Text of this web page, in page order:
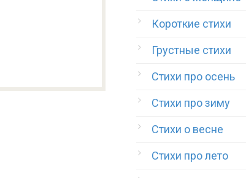
Короткие стихи
Грустные стихи
Стихи про осень
Стихи про зиму
Стихи о весне
Стихи про лето